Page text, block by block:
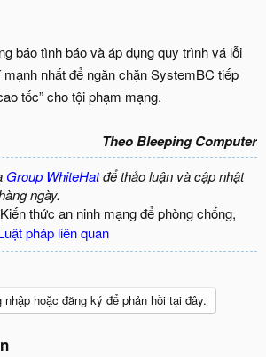
báo tình báo và áp dụng quy trình vá lỗi
nhất để ngăn chặn SystemBC tiếp
tốc” cho tội phạm mạng.
Theo Bleeping Computer
Group WhiteHatđể thảo luận và cập nhật
ngày.
Kiến thức an ninh mạng để phòng chống,
pháp liên quan
nhập hoặc đăng ký để phản hồi tại đây.